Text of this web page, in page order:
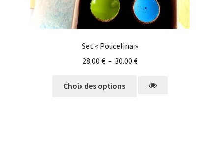
Set « Poucelina »
28.00 € – 30.00 €
Choix des options